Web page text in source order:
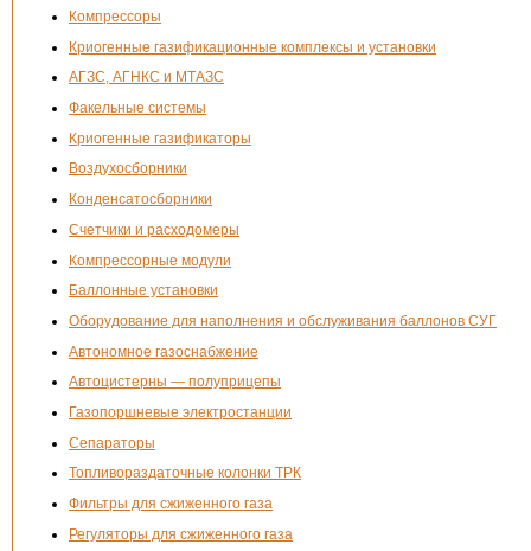
Компрессоры
Криогенные газификационные комплексы и установки
АГЗС, АГНКС и МТАЗС
Факельные системы
Криогенные газификаторы
Воздухосборники
Конденсатосборники
Счетчики и расходомеры
Компрессорные модули
Баллонные установки
Оборудование для наполнения и обслуживания баллонов СУГ
Автономное газоснабжение
Автоцистерны — полуприцепы
Газопоршневые электростанции
Сепараторы
Топливораздаточные колонки ТРК
Фильтры для сжиженного газа
Регуляторы для сжиженного газа